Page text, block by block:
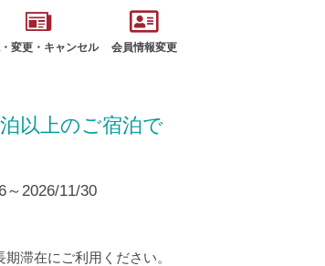
変更・キャンセル 会員情報変更
以上のご宿泊で
～2026/11/30
滞在にご利用ください。